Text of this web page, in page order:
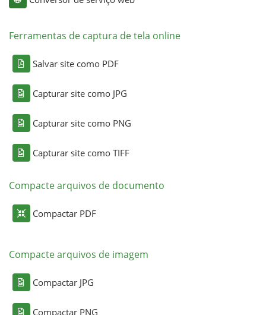
Ferramentas de captura de tela online
Salvar site como PDF
Capturar site como JPG
Capturar site como PNG
Capturar site como TIFF
Compacte arquivos de documento
Compactar PDF
Compacte arquivos de imagem
Compactar JPG
Compactar PNG